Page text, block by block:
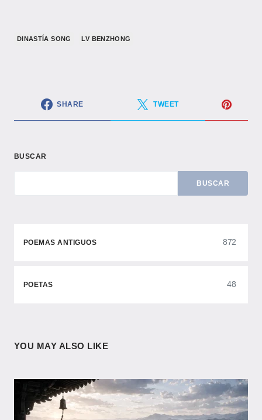
​DINASTÍA SONG​ LV BENZHONG
SHARE TWEET
BUSCAR
BUSCAR
POEMAS ANTIGUOS 872
POETAS 48
YOU MAY ALSO LIKE